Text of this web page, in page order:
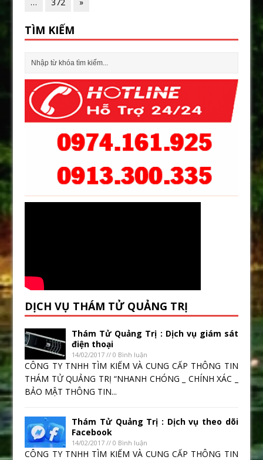
TÌM KIẾM
DỊCH VỤ THÁM TỬ QUẢNG TRỊ
Thám Tử Quảng Trị : Dịch vụ giám sát
điện thoại
14/02/2017 // 0 Bình luận
CÔNG TY TNHH TÌM KIẾM VÀ CUNG CẤP THÔNG TIN
THÁM TỬ QUẢNG TRỊ “NHANH CHÓNG _ CHÍNH XÁC _
BẢO MẬT THÔNG TIN...
Thám Tử Quảng Trị : Dịch vụ theo dõi
Facebook
14/02/2017 // 0 Bình luận
CÔNG TY TNHH TÌM KIẾM VÀ CUNG CẤP THÔNG TIN